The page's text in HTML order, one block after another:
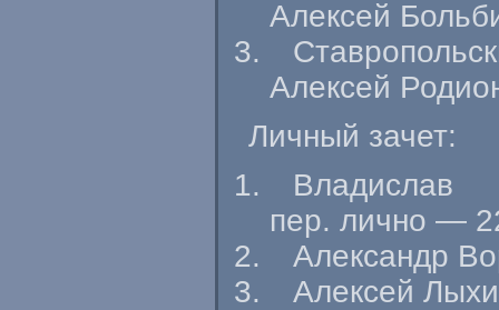
Алексей
Алексей
Личный зачет:
Владислав
пер. лично —
Александр
Алексей